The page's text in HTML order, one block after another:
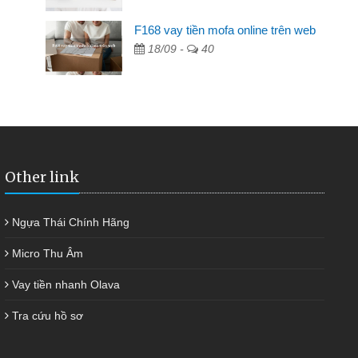
hàng không ai cho vay. Trong khi
quyết việc riêng, trong 1-2 ngày tôi trả
đã giúp tôi kịp thời và nhanh chóng
F168 vay tiền mofa online trên web
18/09 - 40
Other link
Ngựa Thái Chính Hãng
Micro Thu Âm
Vay tiền nhanh Olava
Tra cứu hồ sơ